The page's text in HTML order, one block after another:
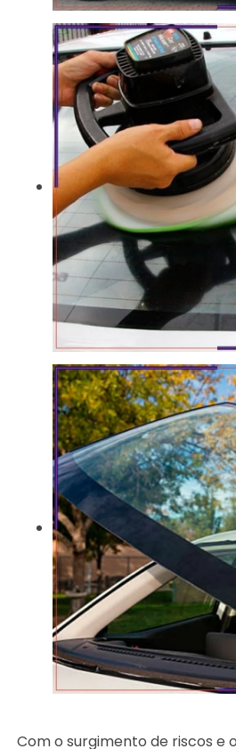
Com o surgimento de riscos e